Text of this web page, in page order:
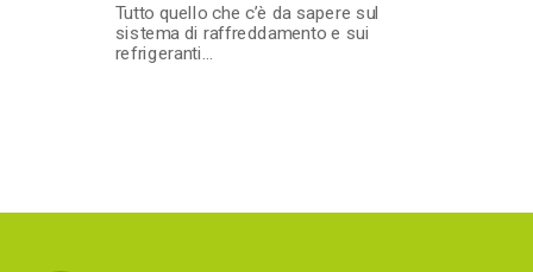
Tutto quello che c’è da sapere sul
sistema di raffreddamento e sui
refrigeranti…